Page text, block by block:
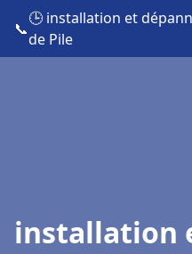
📞
🕒 installation et
de Pile
installation